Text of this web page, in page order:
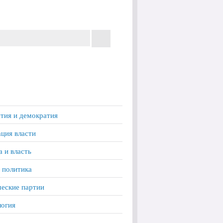
и демократия
власти
и власть
партии